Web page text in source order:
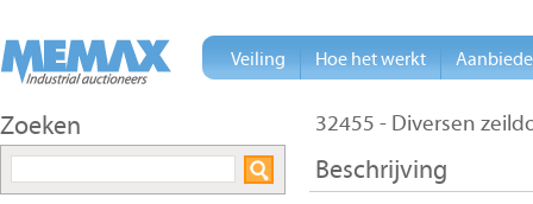
32455 - Diversen
Beschrijving
Zoeken
Veiling Hoe het werkt